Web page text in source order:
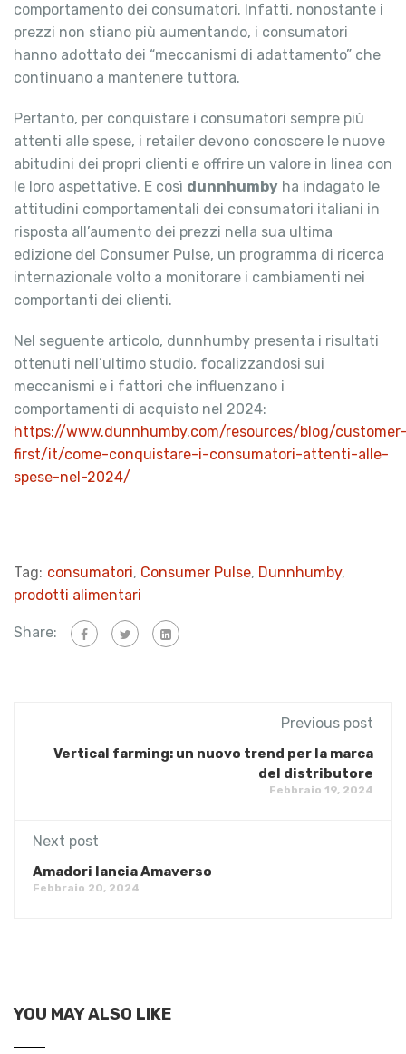
comportamento dei consumatori. Infatti, nonostante i
prezzi non stiano più aumentando, i consumatori
hanno adottato dei “meccanismi di adattamento” che
continuano a mantenere tuttora.
Pertanto, per conquistare i consumatori sempre più
attenti alle spese, i retailer devono conoscere le nuove
abitudini dei propri clienti e offrire un valore in linea con
le loro aspettative. E così dunnhumby ha indagato le
attitudini comportamentali dei consumatori italiani in
risposta all’aumento dei prezzi nella sua ultima
edizione del Consumer Pulse, un programma di ricerca
internazionale volto a monitorare i cambiamenti nei
comportanti dei clienti.
Nel seguente articolo, dunnhumby presenta i risultati
ottenuti nell’ultimo studio, focalizzandosi sui
meccanismi e i fattori che influenzano i
comportamenti di acquisto nel 2024:
https://www.dunnhumby.com/resources/blog/customer-
first/it/come-conquistare-i-consumatori-attenti-alle-
spese-nel-2024/
Tag: consumatori, Consumer Pulse, Dunnhumby,
prodotti alimentari
Share:
Previous post
Vertical farming: un nuovo trend per la marca
del distributore
Febbraio 19, 2024
Next post
Amadori lancia Amaverso
Febbraio 20, 2024
YOU MAY ALSO LIKE